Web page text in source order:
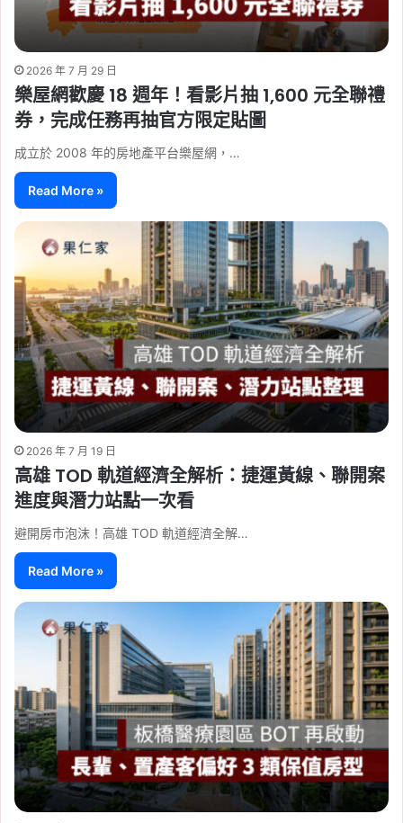
2026 年 7 月 29 日
樂屋網歡慶 18 週年！看影片抽 1,600 元全聯禮
券，完成任務再抽官方限定貼圖
成立於 2008 年的房地產平台樂屋網，…
Read More »
2026 年 7 月 19 日
高雄 TOD 軌道經濟全解析：捷運黃線、聯開案
進度與潛力站點一次看
避開房市泡沫！高雄 TOD 軌道經濟全解…
Read More »